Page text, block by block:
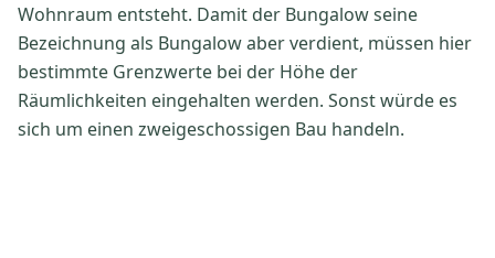
Wohnraum entsteht. Damit der Bungalow seine
Bezeichnung als Bungalow aber verdient, müssen hier
bestimmte Grenzwerte bei der Höhe der
Räumlichkeiten eingehalten werden. Sonst würde es
sich um einen zweigeschossigen Bau handeln.